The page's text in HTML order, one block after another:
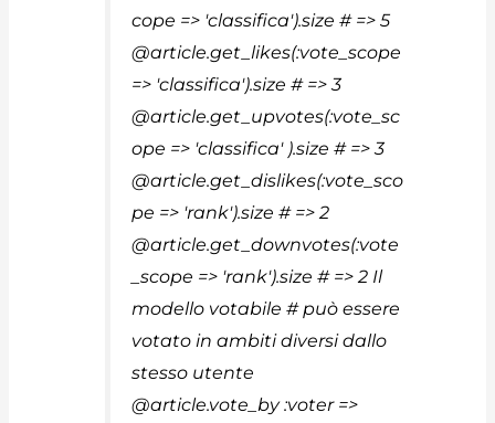
cope => 'classifica').size # => 5
@article.get_likes(:vote_scope
=> 'classifica').size # => 3
@article.get_upvotes(:vote_sc
ope => 'classifica' ).size # => 3
@article.get_dislikes(:vote_sco
pe => 'rank').size # => 2
@article.get_downvotes(:vote
_scope => 'rank').size # => 2 Il
modello votabile # può essere
votato in ambiti diversi dallo
stesso utente
@article.vote_by :voter =>